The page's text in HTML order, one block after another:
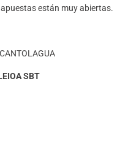
están muy abiertas.
SBT